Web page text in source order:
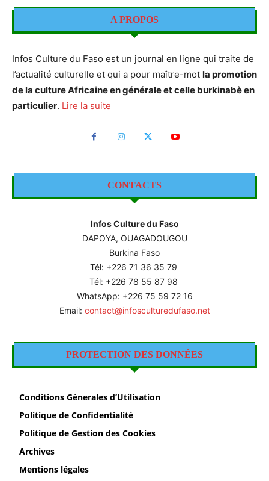
A PROPOS
Infos Culture du Faso est un journal en ligne qui traite de
l’actualité culturelle et qui a pour maître-mot la promotion
de la culture Africaine en générale et celle burkinabè en
particulier. Lire la suite
CONTACTS
Infos Culture du Faso
DAPOYA, OUAGADOUGOU
Burkina Faso
Tél: +226 71 36 35 79
Tél: +226 78 55 87 98
WhatsApp: +226 75 59 72 16
Email: contact@infosculturedufaso.net
PROTECTION DES DONNÉES
Conditions Génerales d’Utilisation
Politique de Confidentialité
Politique de Gestion des Cookies
Archives
Mentions légales